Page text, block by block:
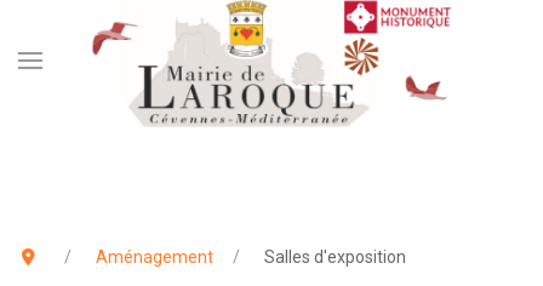
Aménagement Salles d'exposition